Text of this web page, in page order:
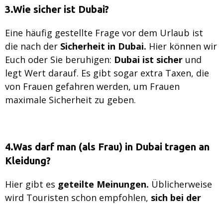
3.Wie sicher ist Dubai?
Eine häufig gestellte Frage vor dem Urlaub ist
die nach der Sicherheit in Dubai. Hier können wir
Euch oder Sie beruhigen: Dubai ist sicher und
legt Wert darauf. Es gibt sogar extra Taxen, die
von Frauen gefahren werden, um Frauen
maximale Sicherheit zu geben.
4.Was darf man (als Frau) in Dubai tragen an
Kleidung?
Hier gibt es geteilte Meinungen. Üblicherweise
wird Touristen schon empfohlen, sich bei der